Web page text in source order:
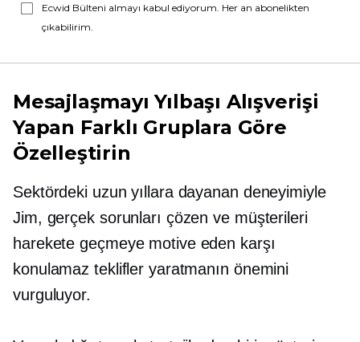
Ecwid Bülteni almayı kabul ediyorum. Her an abonelikten
çıkabilirim.
Mesajlaşmayı Yılbaşı Alışverişi
Yapan Farklı Gruplara Göre
Özelleştirin
Sektördeki uzun yıllara dayanan deneyimiyle
Jim, gerçek sorunları çözen ve müşterileri
harekete geçmeye motive eden karşı
konulamaz teklifler yaratmanın önemini
vurguluyor.